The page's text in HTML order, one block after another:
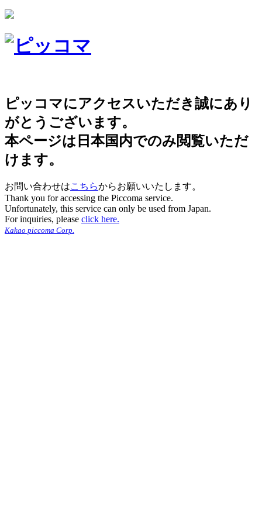
ピッコマにアクセスいただき誠にあり
がとうございます。
本ページは日本国内でのみ閲覧いただ
けます。
お問い合わせはこちらからお願いいたします。
Thank you for accessing the Piccoma service.
Unfortunately, this service can only be used from Japan.
For inquiries, please click here.
Kakao piccoma Corp.